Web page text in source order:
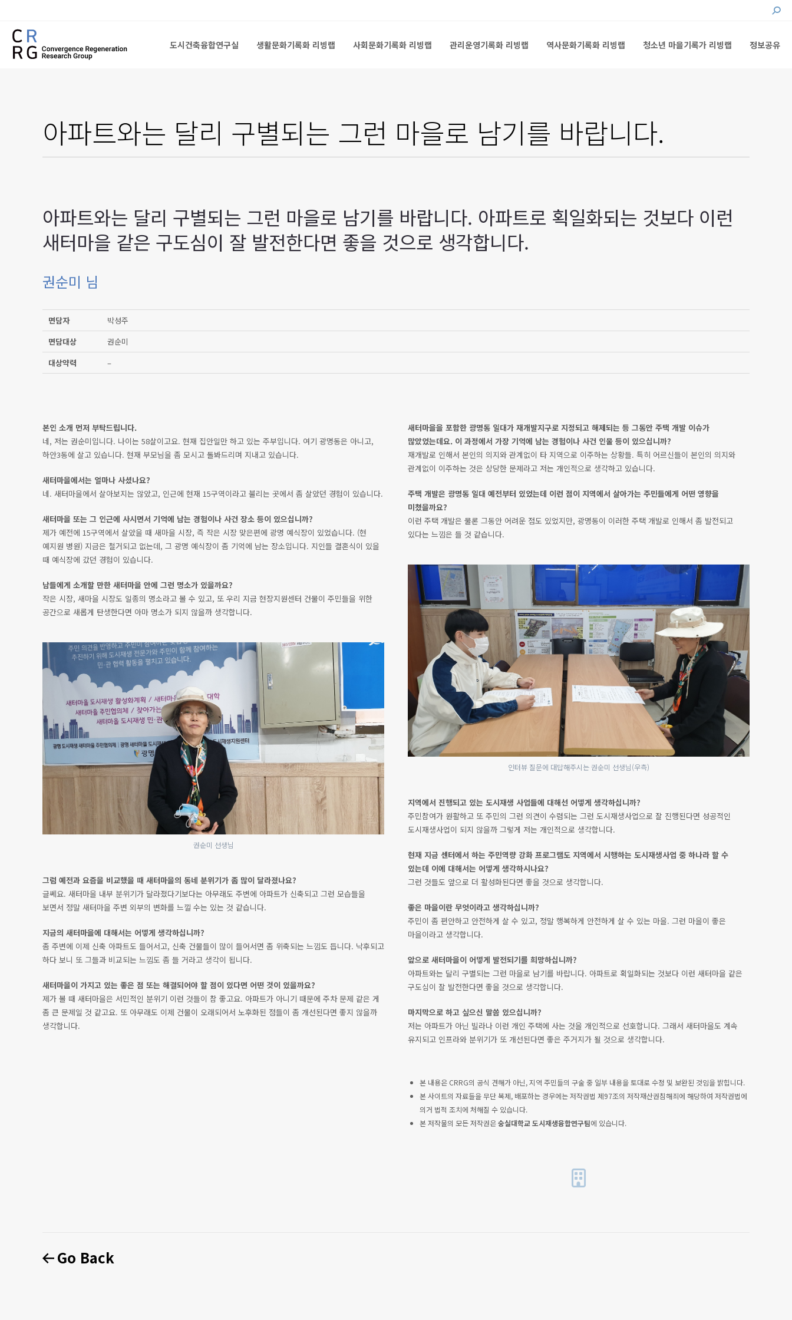
도시건축융합연구실 생활문화기록화 리빙랩 사회문화기록화 리빙랩 관리운영기록화 리빙랩 역사문화기록화 리빙랩 청소년 마을기록가 리빙랩 정보공유
아파트와는 달리 구별되는 그런 마을로 남기를 바랍니다.
아파트와는 달리 구별되는 그런 마을로 남기를 바랍니다. 아파트로 획일화되는 것보다 이런
새터마을 같은 구도심이 잘 발전한다면 좋을 것으로 생각합니다.
권순미 님
면담자
박성주
면담대상
권순미
대상약력
–
본인 소개 먼저 부탁드립니다.
네, 저는 권순미입니다. 나이는 58살이고요. 현재 집안일만 하고 있는 주부입니다. 여기 광명동은 아니고,
하안3동에 살고 있습니다. 현재 부모님을 좀 모시고 돌봐드리며 지내고 있습니다.
새터마을에서는 얼마나 사셨나요?
네. 새터마을에서 살아보지는 않았고, 인근에 현재 15구역이라고 불리는 곳에서 좀 살았던 경험이 있습니다.
새터마을 또는 그 인근에 사시면서 기억에 남는 경험이나 사건 장소 등이 있으십니까?
제가 예전에 15구역에서 살았을 때 새마을 시장, 즉 작은 시장 맞은편에 광명 예식장이 있었습니다. (현
예지원 병원) 지금은 철거되고 없는데, 그 광명 예식장이 좀 기억에 남는 장소입니다. 지인들 결혼식이 있을
때 예식장에 갔던 경험이 있습니다.
남들에게 소개할 만한 새터마을 안에 그런 명소가 있을까요?
작은 시장, 새마을 시장도 일종의 명소라고 볼 수 있고, 또 우리 지금 현장지원센터 건물이 주민들을 위한
공간으로 새롭게 탄생한다면 아마 명소가 되지 않을까 생각합니다.
권순미 선생님
그럼 예전과 요즘을 비교했을 때 새터마을의 동네 분위기가 좀 많이 달라졌나요?
글쎄요. 새터마을 내부 분위기가 달라졌다기보다는 아무래도 주변에 아파트가 신축되고 그런 모습들을
보면서 정말 새터마을 주변 외부의 변화를 느낄 수는 있는 것 같습니다.
지금의 새터마을에 대해서는 어떻게 생각하십니까?
좀 주변에 이제 신축 아파트도 들어서고, 신축 건물들이 많이 들어서면 좀 위축되는 느낌도 듭니다. 낙후되고
하다 보니 또 그들과 비교되는 느낌도 좀 들 거라고 생각이 됩니다.
새터마을이 가지고 있는 좋은 점 또는 해결되어야 할 점이 있다면 어떤 것이 있을까요?
제가 볼 때 새터마을은 서민적인 분위기 이런 것들이 참 좋고요. 아파트가 아니기 때문에 주차 문제 같은 게
좀 큰 문제일 것 같고요. 또 아무래도 이제 건물이 오래되어서 노후화된 점들이 좀 개선된다면 좋지 않을까
생각합니다.
새터마을을 포함한 광명동 일대가 재개발지구로 지정되고 해제되는 등 그동안 주택 개발 이슈가
많았었는데요. 이 과정에서 가장 기억에 남는 경험이나 사건 인물 등이 있으십니까?
재개발로 인해서 본인의 의지와 관계없이 타 지역으로 이주하는 상황들. 특히 어르신들이 본인의 의지와
관계없이 이주하는 것은 상당한 문제라고 저는 개인적으로 생각하고 있습니다.
주택 개발은 광명동 일대 예전부터 있었는데 이런 점이 지역에서 살아가는 주민들에게 어떤 영향을
미쳤을까요?
이런 주택 개발은 물론 그동안 어려운 점도 있었지만, 광명동이 이러한 주택 개발로 인해서 좀 발전되고
있다는 느낌은 들 것 같습니다.
인터뷰 질문에 대답해주시는 권순미 선생님(우측)
지역에서 진행되고 있는 도시재생 사업들에 대해선 어떻게 생각하십니까?
주민참여가 원활하고 또 주민의 그런 의견이 수렴되는 그런 도시재생사업으로 잘 진행된다면 성공적인
도시재생사업이 되지 않을까 그렇게 저는 개인적으로 생각합니다.
현재 지금 센터에서 하는 주민역량 강화 프로그램도 지역에서 시행하는 도시재생사업 중 하나라 할 수
있는데 이에 대해서는 어떻게 생각하시나요?
그런 것들도 앞으로 더 활성화된다면 좋을 것으로 생각합니다.
좋은 마을이란 무엇이라고 생각하십니까?
주민이 좀 편안하고 안전하게 살 수 있고, 정말 행복하게 안전하게 살 수 있는 마을. 그런 마을이 좋은
마을이라고 생각합니다.
앞으로 새터마을이 어떻게 발전되기를 희망하십니까?
아파트와는 달리 구별되는 그런 마을로 남기를 바랍니다. 아파트로 획일화되는 것보다 이런 새터마을 같은
구도심이 잘 발전한다면 좋을 것으로 생각합니다.
마지막으로 하고 싶으신 말씀 있으십니까?
저는 아파트가 아닌 빌라나 이런 개인 주택에 사는 것을 개인적으로 선호합니다. 그래서 새터마을도 계속
유지되고 인프라와 분위기가 또 개선된다면 좋은 주거지가 될 것으로 생각합니다.
본 내용은 CRRG의 공식 견해가 아닌, 지역 주민들의 구술 중 일부 내용을 토대로 수정 및 보완된 것임을 밝힙니다.
본 사이트의 자료들을 무단 복제, 배포하는 경우에는 저작권법 제97조의 저작재산권침해죄에 해당하여 저작권법에
의거 법적 조치에 처해질 수 있습니다.
본 저작물의 모든 저작권은숭실대학교 도시재생융합연구팀에 있습니다.
Go Back
정보공유